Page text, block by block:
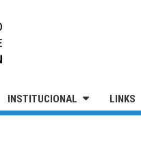
INSTITUCIONAL LINKS